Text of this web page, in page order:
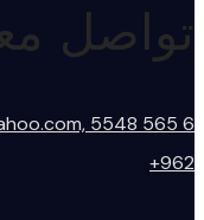
تواصل
5548 565 6
962+